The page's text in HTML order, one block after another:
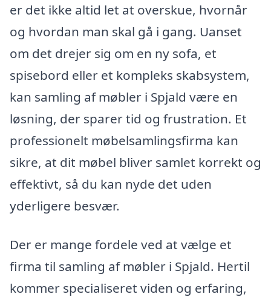
er det ikke altid let at overskue, hvornår
og hvordan man skal gå i gang. Uanset
om det drejer sig om en ny sofa, et
spisebord eller et kompleks skabsystem,
kan samling af møbler i Spjald være en
løsning, der sparer tid og frustration. Et
professionelt møbelsamlingsfirma kan
sikre, at dit møbel bliver samlet korrekt og
effektivt, så du kan nyde det uden
yderligere besvær.
Der er mange fordele ved at vælge et
firma til samling af møbler i Spjald. Hertil
kommer specialiseret viden og erfaring,